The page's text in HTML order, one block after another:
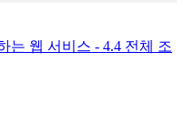
는 웹 서비스 - 4.4 전체 조